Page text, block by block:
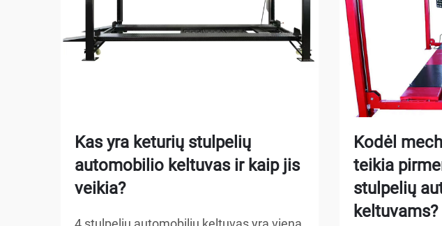
Kas yra keturių stulpelių
automobilio keltuvas ir kaip jis
veikia?
Kodėl
teikia
stulpelių
keltuvams?